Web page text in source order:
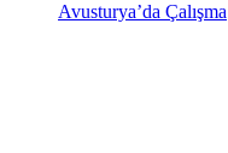
Avusturya’da Çalışma